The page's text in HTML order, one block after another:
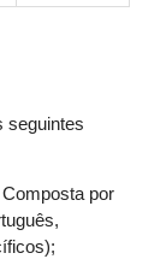
seguintes
Composta por